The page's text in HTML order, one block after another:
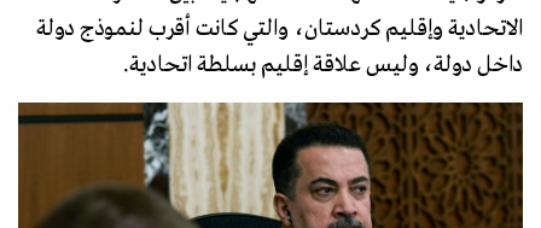
الاتحادية وإقليم كردستان، والتي كانت أقرب لنموذج دولة
داخل دولة، وليس علاقة إقليم بسلطة اتحادية.